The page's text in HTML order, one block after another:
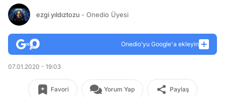
ezgi yıldıztozu - Onedio Üyesi
Onedio’yu Google'a ekleyin
07.01.2020 - 19:03
Favori Yorum Yap Paylaş